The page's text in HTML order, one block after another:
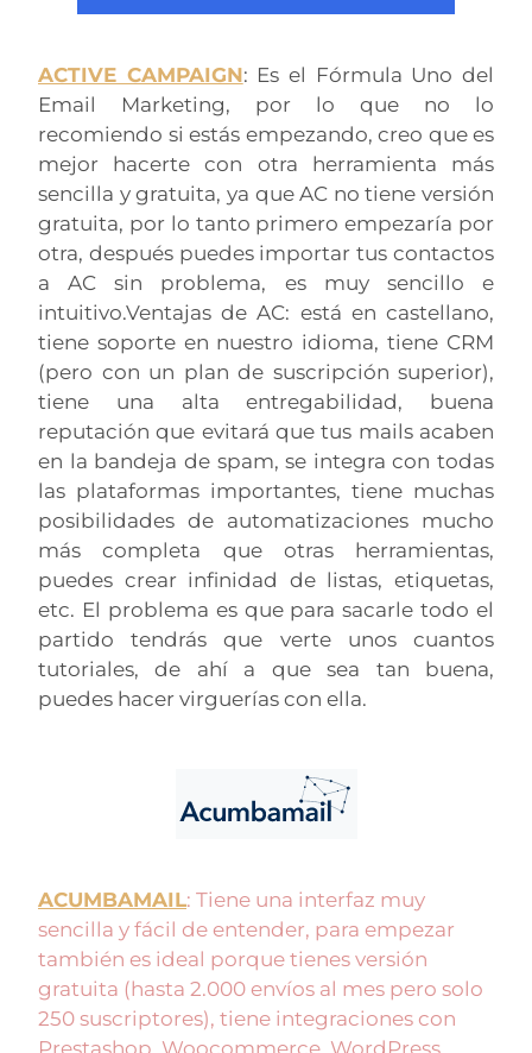
ACTIVE CAMPAIGN: Es el Fórmula Uno del
Email Marketing, por lo que no lo
recomiendo si estás empezando, creo que es
mejor hacerte con otra herramienta más
sencilla y gratuita, ya que AC no tiene versión
gratuita, por lo tanto primero empezaría por
otra, después puedes importar tus contactos
a AC sin problema, es muy sencillo e
intuitivo.Ventajas de AC: está en castellano,
tiene soporte en nuestro idioma, tiene CRM
(pero con un plan de suscripción superior),
tiene una alta entregabilidad, buena
reputación que evitará que tus mails acaben
en la bandeja de spam, se integra con todas
las plataformas importantes, tiene muchas
posibilidades de automatizaciones mucho
más completa que otras herramientas,
puedes crear infinidad de listas, etiquetas,
etc. El problema es que para sacarle todo el
partido tendrás que verte unos cuantos
tutoriales, de ahí a que sea tan buena,
puedes hacer virguerías con ella.
ACUMBAMAIL: Tiene una interfaz muy
sencilla y fácil de entender, para empezar
también es ideal porque tienes versión
gratuita (hasta 2.000 envíos al mes pero solo
250 suscriptores), tiene integraciones con